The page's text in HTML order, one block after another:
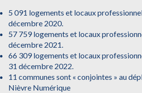
5 091 logements et locaux
décembre 2020.
57 759 logements et locaux
décembre 2021.
66 309 logements et locaux
31 décembre 2022.
11 communes sont « conjointes » au
Nièvre Numérique